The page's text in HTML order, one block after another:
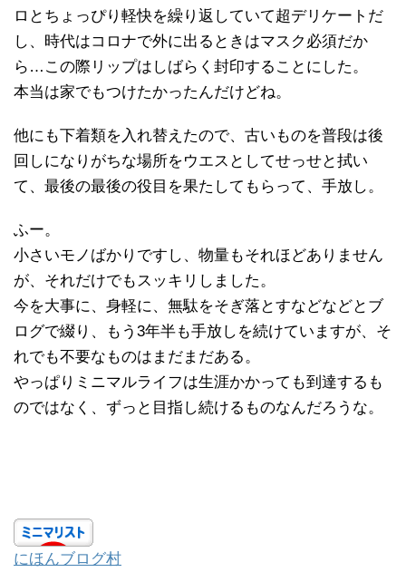
ロとちょっぴり軽快を繰り返していて超デリケートだ
し、時代はコロナで外に出るときはマスク必須だか
ら…この際リップはしばらく封印することにした。
本当は家でもつけたかったんだけどね。
他にも下着類を入れ替えたので、古いものを普段は後
回しになりがちな場所をウエスとしてせっせと拭い
て、最後の最後の役目を果たしてもらって、手放し。
ふー。
小さいモノばかりですし、物量もそれほどありません
が、それだけでもスッキリしました。
今を大事に、身軽に、無駄をそぎ落とすなどなどとブ
ログで綴り、もう3年半も手放しを続けていますが、そ
れでも不要なものはまだまだある。
やっぱりミニマルライフは生涯かかっても到達するも
のではなく、ずっと目指し続けるものなんだろうな。
にほんブログ村